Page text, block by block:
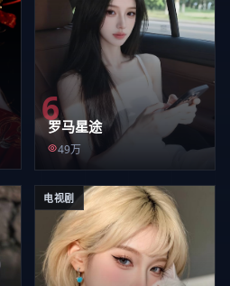
6
罗马星途
49万
电视剧